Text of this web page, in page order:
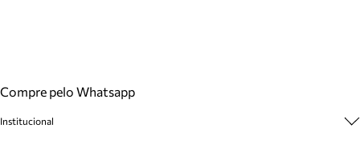
Compre pelo Whatsapp
Institucional